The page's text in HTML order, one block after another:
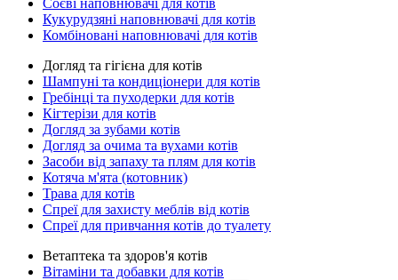
Соєві наповнювачі для котів
Кукурудзяні наповнювачі для котів
Комбіновані наповнювачі для котів
Догляд та гігієна для котів
Шампуні та кондиціонери для котів
Гребінці та пуходерки для котів
Кігтерізи для котів
Догляд за зубами котів
Догляд за очима та вухами котів
Засоби від запаху та плям для котів
Котяча м'ята (котовник)
Трава для котів
Спреї для захисту меблів від котів
Спреї для привчання котів до туалету
Ветаптека та здоров'я котів
Вітаміни та добавки для котів